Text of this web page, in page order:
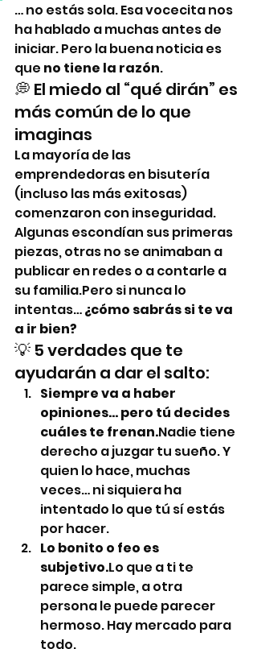
… no estás sola. Esa vocecita nos
ha hablado a muchas antes de
iniciar. Pero la buena noticia es
que no tiene la razón.
💭 El miedo al “qué dirán” es
más común de lo que
imaginas
La mayoría de las
emprendedoras en bisutería
(incluso las más exitosas)
comenzaron con inseguridad.
Algunas escondían sus primeras
piezas, otras no se animaban a
publicar en redes o a contarle a
su familia.Pero si nunca lo
intentas… ¿cómo sabrás si te va
a ir bien?
💡 5 verdades que te
ayudarán a dar el salto:
Siempre va a haber
opiniones… pero tú decides
cuáles te frenan.Nadie tiene
derecho a juzgar tu sueño. Y
quien lo hace, muchas
veces… ni siquiera ha
intentado lo que tú sí estás
por hacer.
Lo bonito o feo es
subjetivo.Lo que a ti te
parece simple, a otra
persona le puede parecer
hermoso. Hay mercado para
todo.